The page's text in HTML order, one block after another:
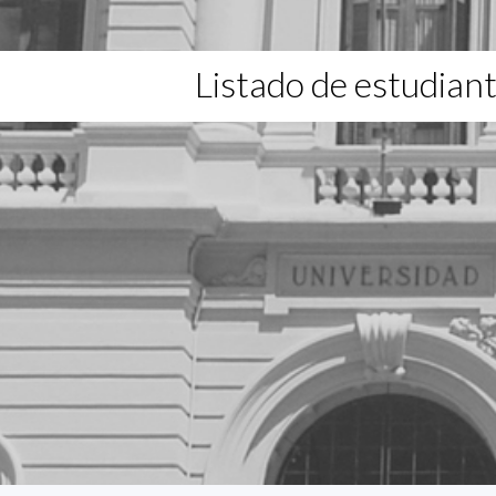
Listado de